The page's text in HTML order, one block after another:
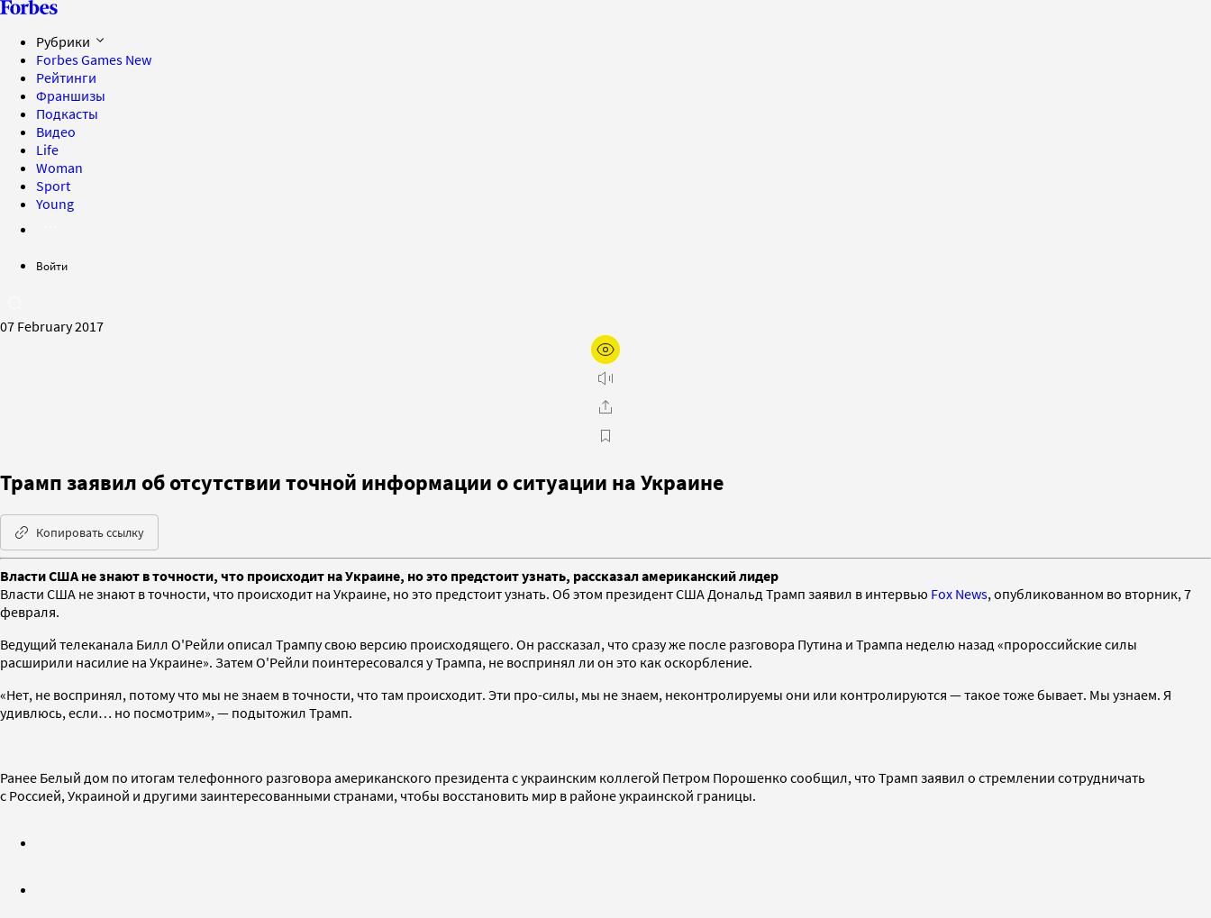
Рубрики
Forbes Games New
Рейтинги
Франшизы
Подкасты
Видео
Life
Woman
Sport
Young
Войти
07 February 2017
Трамп заявил об отсутствии точной информации о ситуации на Украине
Копировать ссылку
Власти США не знают в точности, что происходит на Украине, но это предстоит узнать, рассказал американский лидер
Власти США не знают в точности, что происходит на Украине, но это предстоит узнать. Об этом президент США Дональд Трамп заявил в интервью Fox News, опубликованном во вторник, 7
февраля.
Ведущий телеканала Билл О'Рейли описал Трампу свою версию происходящего. Он рассказал, что сразу же после разговора Путина и Трампа неделю назад «пророссийские силы
расширили насилие на Украине». Затем О'Рейли поинтересовался у Трампа, не воспринял ли он это как оскорбление.
«Нет, не воспринял, потому что мы не знаем в точности, что там происходит. Эти про-силы, мы не знаем, неконтролируемы они или контролируются — такое тоже бывает. Мы узнаем. Я
удивлюсь, если… но посмотрим», — подытожил Трамп.
Ранее Белый дом по итогам телефонного разговора американского президента с украинским коллегой Петром Порошенко сообщил, что Трамп заявил о стремлении сотрудничать
с Россией, Украиной и другими заинтересованными странами, чтобы восстановить мир в районе украинской границы.